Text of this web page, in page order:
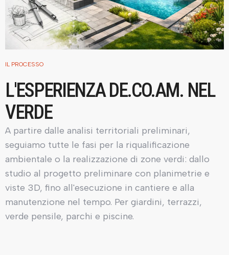
IL PROCESSO
L'ESPERIENZA DE.CO.AM. NEL
VERDE
A partire dalle analisi territoriali preliminari,
seguiamo tutte le fasi per la riqualificazione
ambientale o la realizzazione di zone verdi: dallo
studio al progetto preliminare con planimetrie e
viste 3D, fino all'esecuzione in cantiere e alla
manutenzione nel tempo. Per giardini, terrazzi,
verde pensile, parchi e piscine.